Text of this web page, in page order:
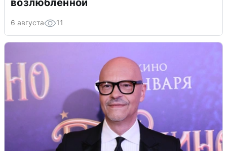
возлюбленной
6 августа 11